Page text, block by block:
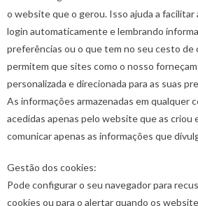
o website que o gerou. Isso ajuda a facilitar
login automaticamente e lembrando
preferências ou o que tem no seu cesto de
permitem que sites como o nosso
personalizada e direcionada para as suas
As informações armazenadas em qualquer
acedidas apenas pelo website que as criou
comunicar apenas as informações que
Gestão dos cookies:
Pode configurar o seu navegador para
cookies ou para o alertar quando os